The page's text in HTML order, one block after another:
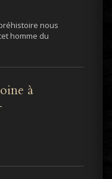
nous
homme du
à